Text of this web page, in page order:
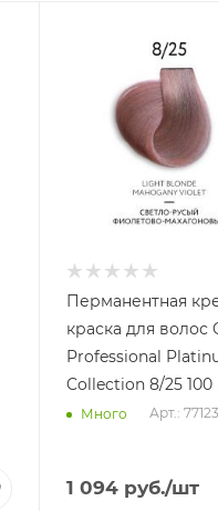
Перманентная
краска для волос
Professional
Collection 8/25
Много Арт.:
1 094 руб./шт